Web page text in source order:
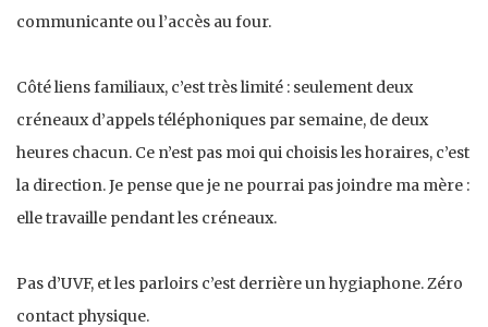
communicante ou l’accès au four.
Côté liens familiaux, c’est très limité : seulement deux
créneaux d’appels téléphoniques par semaine, de deux
heures chacun. Ce n’est pas moi qui choisis les horaires, c’est
la direction. Je pense que je ne pourrai pas joindre ma mère :
elle travaille pendant les créneaux.
Pas d’UVF, et les parloirs c’est derrière un hygiaphone. Zéro
contact physique.